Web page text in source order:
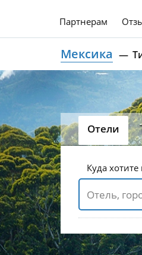
Партнерам
Мексика
Отели
Куда хотите